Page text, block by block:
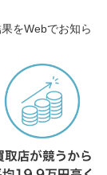
をWebでお知ら